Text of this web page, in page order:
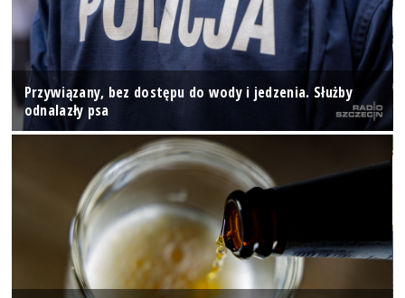
Przywiązany, bez dostępu do wody i jedzenia. Służby
odnalazły psa